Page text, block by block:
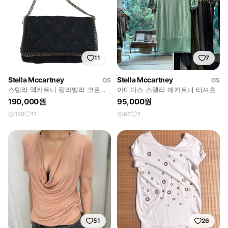
11
Stella Mccartney
OS
스텔라 멕카트니 팔라벨라 크로스
백
190,000원
130 11
7
Stella Mccartney
OS
아디다스 스텔라 매카트니 티셔츠
95,000원
86 7
51 26